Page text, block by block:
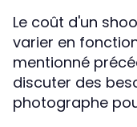
Le coût d'un
varier en
mentionné
discuter des
photographe